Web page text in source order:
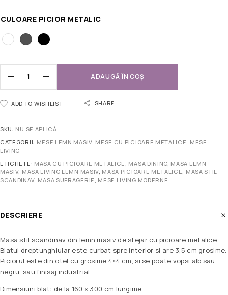
CULOARE PICIOR METALIC
ADAUGĂ ÎN COȘ
ADD TO WISHLIST SHARE
SKU: NU SE APLICĂ
CATEGORII: MESE LEMN MASIV, MESE CU PICIOARE METALICE MESE
LIVING
ETICHETE: MASA CU PICIOARE METALICE MASA DINING MASA LEMN
MASIV, MASA LIVING LEMN MASIV, MASA PICIOARE METALICE MASA STIL
SCANDINAV, MASA SUFRAGERIE MESE LIVING MODERNE
DESCRIERE
Masa stil scandinav din lemn masiv de stejar cu picioare metalice.
Blatul dreptunghiular este curbat spre interior si are 3,5 cm grosime.
Piciorul este din otel cu grosime 4×4 cm, si se poate vopsi alb sau
negru, sau finisaj industrial.
Dimensiuni blat: de la 160 x 300 cm lungime